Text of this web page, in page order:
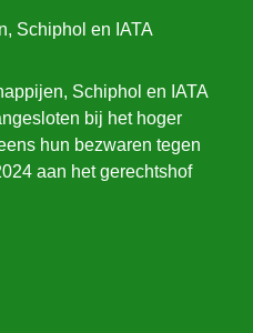
Schiphol en IATA
Schiphol en IATA
bij het hoger
hun bezwaren tegen
aan het gerechtshof